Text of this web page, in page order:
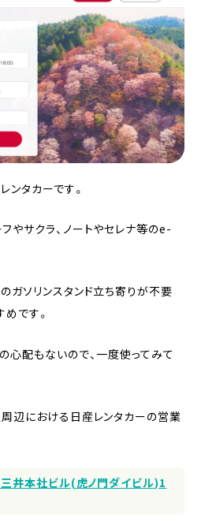
ンタカーです。
やサクラ、ノートやセレナ等のe-
ガソリンスタンド立ち寄りが不要
です。
心配もないので、一度使ってみて
辺における日産レンタカーの営業
井本社ビル(虎ノ門ダイビル)1